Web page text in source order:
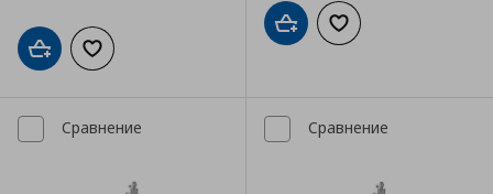
Добави в кошницата
Добави към списъка с любими
Добави в кошницата
Добави към
Сравнение Сравнение